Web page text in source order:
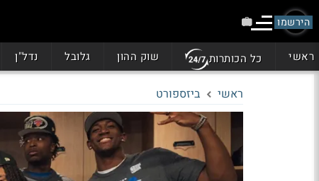
הירשמו
ראשי כל הכותרות שוק ההון גלובל נדל"ן
ראשי ביזספורט